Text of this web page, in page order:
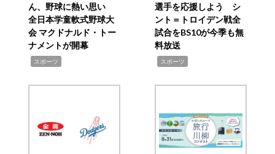
ん、野球に熱い思い
全日本学童軟式野球大
会 マクドナルド・トー
ナメントが開幕
スポーツ
選手を応援しよう シ
ント＝トロイデン戦全
試合をBS10が今季も無
料放送
スポーツ